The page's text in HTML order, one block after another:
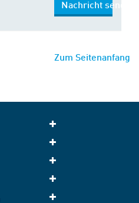
Nachricht senden
Zum Seitenanfang